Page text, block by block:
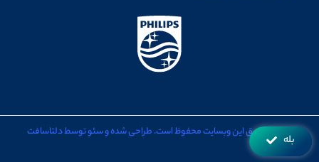
تمامی حقوق این وبسایت محفوظ است. طراحی شده و سئو توسط دلتاسافت
بله